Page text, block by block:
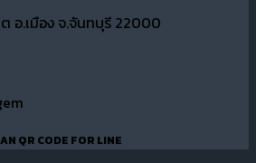
อ.เมือง จ.จันทบุรี 22000
QR CODE FOR LINE